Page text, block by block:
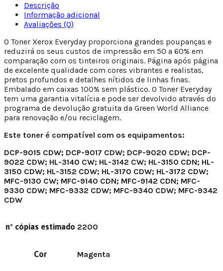
Descrição
Informação adicional
Avaliações (0)
O Toner Xerox Everyday proporciona grandes poupanças e
reduzirá os seus custos de impressão em 50 a 60% em
comparação com os tinteiros originais. Página após página
de excelente qualidade com cores vibrantes e realistas,
pretos profundos e detalhes nítidos de linhas finas.
Embalado em caixas 100% sem plástico. O Toner Everyday
tem uma garantia vitalícia e pode ser devolvido através do
programa de devolução gratuita da Green World Alliance
para renovação e/ou reciclagem.
Este toner é compatível com os equipamentos:
DCP-9015 CDW; DCP-9017 CDW; DCP-9020 CDW; DCP-
9022 CDW; HL-3140 CW; HL-3142 CW; HL-3150 CDN; HL-
3150 CDW; HL-3152 CDW; HL-3170 CDW; HL-3172 CDW;
MFC-9130 CW; MFC-9140 CDN; MFC-9142 CDN; MFC-
9330 CDW; MFC-9332 CDW; MFC-9340 CDW; MFC-9342
CDW
nº cópias estimado 2200
Cor Magenta